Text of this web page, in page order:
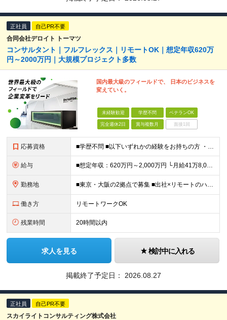
正社員 自己PR不要
合同会社デロイト トーマツ
コンサルタント｜フルフレックス｜リモートOK｜想定年収620万
円～2000万円｜大規模プロジェクト多数
国内最大級のフィールドで、 日本のビジネスを
変えていく。
未経験歓迎 学歴不問 ベテランOK
完全週休2日 賞与複数月 面接1回
応募資格 ■学歴不問 ■以下いずれかの経験をお持ちの方 ・コンサルティングファームでの実務経験 ・SEとしての実務経験（要件定義などの上流工程を想定） ・事業会社でのプロジェクトの推進経験 └経営企画、事業企画
給与 ■想定年収：620万円～2,000万円 └月給41万8,000円〜160万8,400円＋賞与 ※月給には、固定残業代（12万1,700円〜24万2,700円／1ヶ月あたり50時間分）を含みます 固
勤務地 ■東京・大阪の2拠点で募集 ■出社×リモートのハイブリッドワークOK 【東京｜二重橋オフィス】 東京都千代田区丸の内3-2-3 丸の内二重橋ビルディング 【大阪オフィス】 大阪府大阪市中央区今橋4
働き方 リモートワークOK
残業時間 20時間以内
求人を見る 検討中に入れる
掲載終了予定日： 2026.08.27
正社員 自己PR不要
スカイライトコンサルティング株式会社